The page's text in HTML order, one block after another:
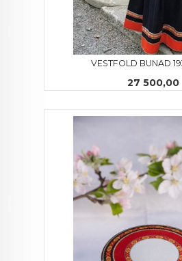
VESTFOLD BUNAD
Pris
27 500,00